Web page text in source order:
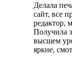
Делала
сайт, все
редактор,
Получила
высшем
яркие,